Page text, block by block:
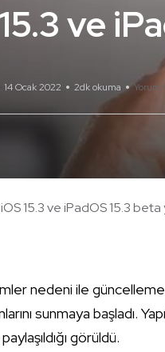
ve
14 Ocak 2022 2dk okuma Yorum
iOS 15.3 ve iPadOS 15.3 beta
nedeni ile
sunmaya başladı.
görüldü.